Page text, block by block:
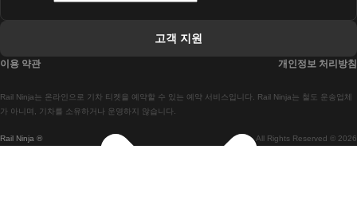
마드리드-리스본 열차
마드리드에서 바르셀로나로 가는 고속 열차
Rail Ninja ® All Rights Reserved © 2026
Rail Ninja는 온라인으로 기차 티켓을 예약할 수 있는 예약 서비스입니다. Rail Ninja는 철도 운송업체
가 아니며, 기차를 소유하거나 운영하지 않습니다.
고객 지원
이용 약관 개인정보 처리방침